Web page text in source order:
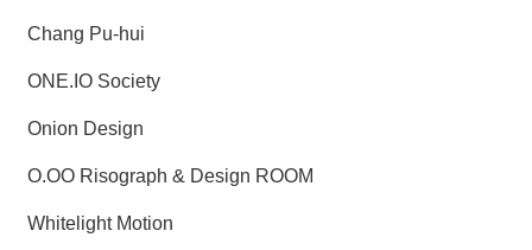
Chang Pu-hui
ONE.IO Society
Onion Design
O.OO Risograph & Design ROOM
Whitelight Motion